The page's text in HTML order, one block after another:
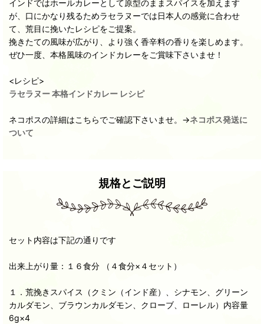
インドではホールカレーとして原型のままスパイスを加えます
が、口にかなり残るためラセラヌーでは日本人の感覚に合わせ
て、荒目に挽いたレシピをご提案。
挽きたての風味が広がり、より強く香辛料の香りを楽しめます。
ぜひ一度、本格風味のインドカレーをご賞味下さいませ！
<レシピ>
ラセラヌー 本格インドカレー レシピ
ネコポスの詳細はこちらでご確認下さいませ。→ネコポス発送に
ついて
規格とご説明
セット内容は下記の通りです
出来上がり量：１６食分 （４食分×４セット）
１．荒挽きスパイス（クミン（インド産）、シナモン、グリーン
カルダモン、ブラウンカルダモン、クローブ、ローレル）内容量
6g×4